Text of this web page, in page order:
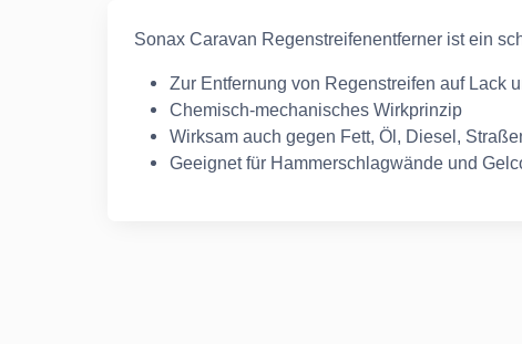
Sonax Caravan Regenstreifenentferner ist ein
Zur Entfernung von Regenstreifen auf Lack
Chemisch-mechanisches Wirkprinzip
Wirksam auch gegen Fett, Öl, Diesel,
Geeignet für Hammerschlagwände und